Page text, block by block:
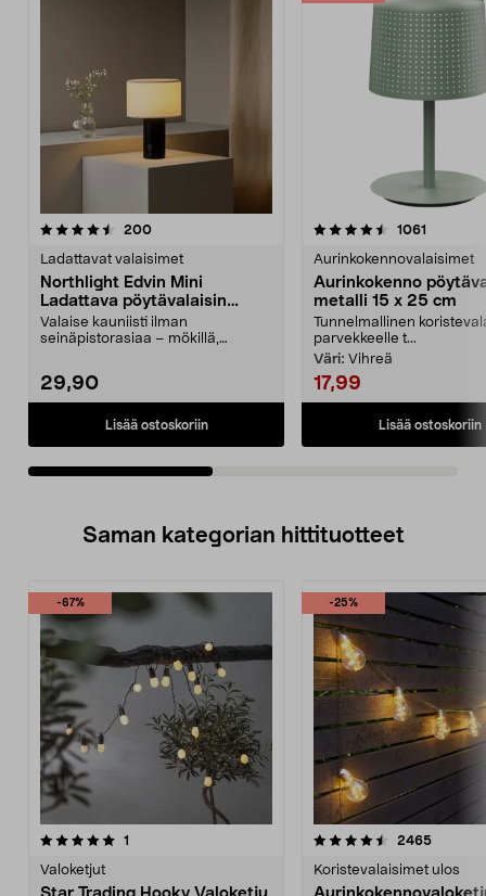
200arvostelut
Ladattavat valaisimet
Northlight Edvin Mini
Ladattava pöytävalaisin
pellavaa, 21 cm
Valaise kauniisti ilman
seinäpistorasiaa – mökillä,
29,90
Lisää ostoskoriin
4.5viidestä
1061
Aurinkokennovalaisimet
Aurinkokenno
metalli 15 x 25 cm
Tunnelmallinen
parvekkeelle t...
Väri: Vihreä
17,99
Lisää ostoskoriin
5.0viidestä
Saman kategorian hittituotteet
-67%
1
Valoketjut
-25%
4.5 viidestä
2465
Koristevalaisimet ulos
4.5 viidestä